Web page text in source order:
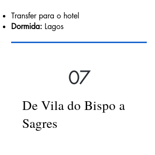
Transfer para o hotel
Dormida: Lagos
07
De Vila do Bispo a
Sagres